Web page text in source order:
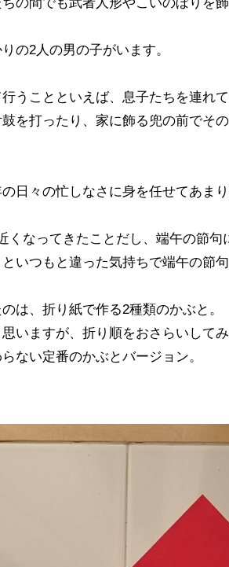
の2人の男の子がいます。
うことといえば、息子たちを連れ
を打ったり、家に飾る兜の前でそ
日々の忙しなさに身を任せてあま
くなってきたことだし、端午の節
いつもと違った気持ちで端午の節
は、折り紙で作る2種類のかぶと。
いますが、折り順をおさらいしてみ
ない定番のかぶとバージョン。